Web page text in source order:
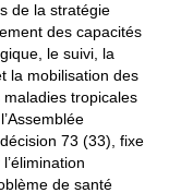
de la stratégie
des capacités
le suivi, la
la mobilisation des
tropicales
73 (33), fixe
de santé